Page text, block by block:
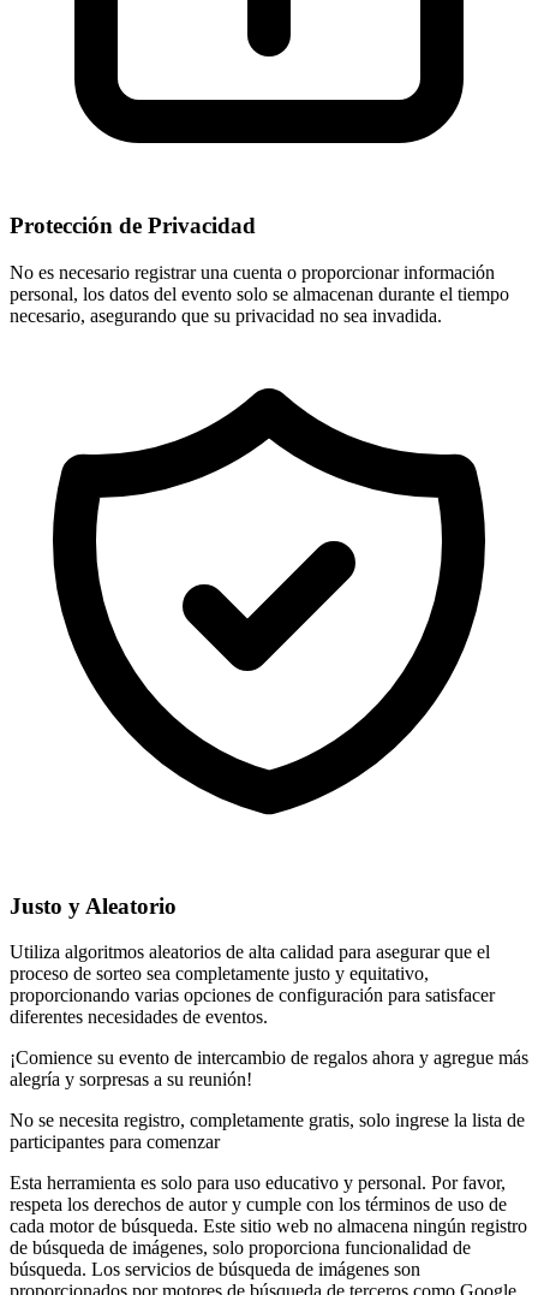
Protección de Privacidad
No es necesario registrar una cuenta o proporcionar información
personal, los datos del evento solo se almacenan durante el tiempo
necesario, asegurando que su privacidad no sea invadida.
Justo y Aleatorio
Utiliza algoritmos aleatorios de alta calidad para asegurar que el
proceso de sorteo sea completamente justo y equitativo,
proporcionando varias opciones de configuración para satisfacer
diferentes necesidades de eventos.
¡Comience su evento de intercambio de regalos ahora y agregue más
alegría y sorpresas a su reunión!
No se necesita registro, completamente gratis, solo ingrese la lista de
participantes para comenzar
Esta herramienta es solo para uso educativo y personal. Por favor,
respeta los derechos de autor y cumple con los términos de uso de
cada motor de búsqueda. Este sitio web no almacena ningún registro
de búsqueda de imágenes, solo proporciona funcionalidad de
búsqueda. Los servicios de búsqueda de imágenes son